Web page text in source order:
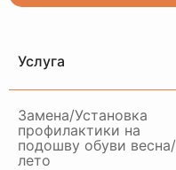
Услуга
Замена/Установка
профилактики на
подошву обуви весна/
лето